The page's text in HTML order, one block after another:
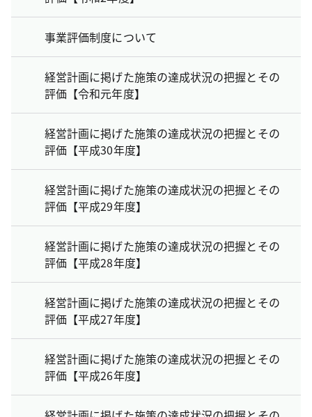
事業評価制度について
経営計画に掲げた施策の達成状況の把握とその
評価【令和元年度】
経営計画に掲げた施策の達成状況の把握とその
評価【平成30年度】
経営計画に掲げた施策の達成状況の把握とその
評価【平成29年度】
経営計画に掲げた施策の達成状況の把握とその
評価【平成28年度】
経営計画に掲げた施策の達成状況の把握とその
評価【平成27年度】
経営計画に掲げた施策の達成状況の把握とその
評価【平成26年度】